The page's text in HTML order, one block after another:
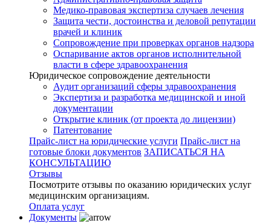
Медико-правовая экспертиза случаев лечения
Защита чести, достоинства и деловой репутации
врачей и клиник
Сопровождение при проверках органов надзора
Оспаривание актов органов исполнительной
власти в сфере здравоохранения
Юридическое сопровождение деятельности
Аудит организаций сферы здравоохранения
Экспертиза и разработка медицинской и иной
документации
Открытие клиник (от проекта до лицензии)
Патентование
Прайс-лист на юридические услуги Прайс-лист на
готовые блоки документов ЗАПИСАТЬСЯ НА
КОНСУЛЬТАЦИЮ
Отзывы
Посмотрите отзывы по оказанию юридических услуг
медицинским организациям.
Оплата услуг
Документы